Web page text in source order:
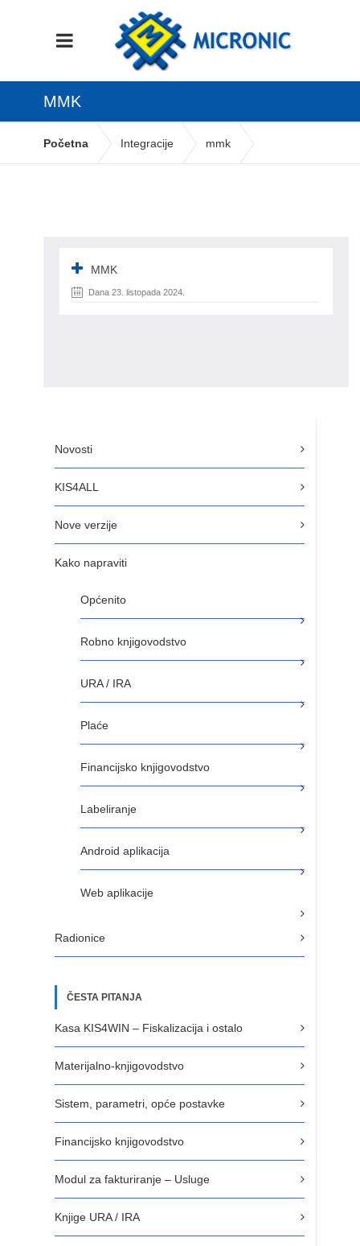
MMK
Početna Integracije mmk
Novosti
KIS4ALL
Nove verzije
Kako napraviti
Općenito
Robno knjigovodstvo
URA / IRA
Plaće
Financijsko knjigovodstvo
Labeliranje
Android aplikacija
Web aplikacije
Radionice
ČESTA PITANJA
Kasa KIS4WIN – Fiskalizacija i ostalo
Materijalno-knjigovodstvo
Sistem, parametri, opće postavke
Financijsko knjigovodstvo
Modul za fakturiranje – Usluge
Knjige URA / IRA
MMK
Dana 23. listopada 2024.